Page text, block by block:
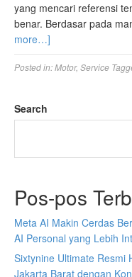
yang mencari referensi
benar. Berdasar pada
more…]
Posted in:Motor, Service
Search
Pos-pos
Meta AI Makin Cerdas
AI Personal yang Lebih
Sixtynine Ultimate Resmi
Jakarta Barat dengan